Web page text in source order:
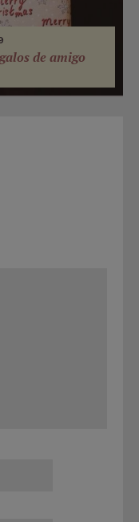
de amigo